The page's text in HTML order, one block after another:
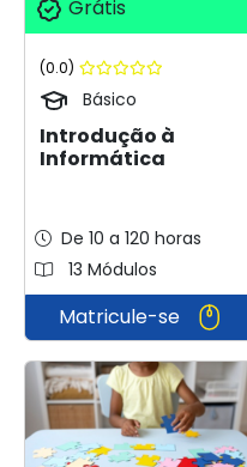
Grátis
(0.0)
Básico
Introdução à
Informática
De 10 a 120 horas
13 Módulos
Matricule-se